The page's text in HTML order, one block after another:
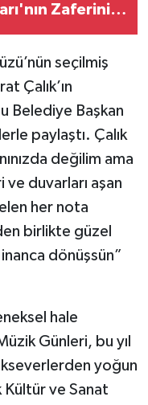
Zaferini
seçilmiş
Çalık’ın
Belediye Başkan
paylaştı. Çalık
değilim ama
ve duvarları aşan
her nota
birlikte güzel
dönüşsün”
hale
Günleri, bu yıl
yoğun
ve Sanat